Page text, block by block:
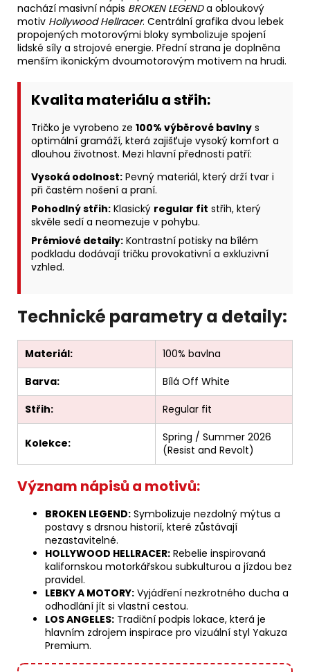
nachází masivní nápis BROKEN LEGENDa obloukový
motiv Hollywood Hellracer. Centrální grafika dvou lebek
propojených motorovými bloky symbolizuje spojení
lidské síly a strojové energie. Přední strana je doplněna
menším ikonickým dvoumotorovým motivem na hrudi.
Kvalita materiálu a střih:
Tričko je vyrobeno ze 100% výběrové bavlny s
optimální gramáží, která zajišťuje vysoký komfort a
dlouhou životnost. Mezi hlavní přednosti patří:
Vysoká odolnost: Pevný materiál, který drží tvar i
při častém nošení a praní.
Pohodlný střih: Klasický regular fit střih, který
skvěle sedí a neomezuje v pohybu.
Prémiové detaily: Kontrastní potisky na bílém
podkladu dodávají tričku provokativní a exkluzivní
vzhled.
Technické parametry a detaily:
Materiál:
100% bavlna
Barva:
Bílá Off White
Střih:
Regular fit
Kolekce:
Spring / Summer 2026
(Resist and Revolt)
Význam nápisů a motivů:
BROKEN LEGEND: Symbolizuje nezdolný mýtus a
postavy s drsnou historií, které zůstávají
nezastavitelné.
HOLLYWOOD HELLRACER: Rebelie inspirovaná
kalifornskou motorkářskou subkulturou a jízdou bez
pravidel.
LEBKY A MOTORY: Vyjádření nezkrotného ducha a
odhodlání jít si vlastní cestou.
LOS ANGELES: Tradiční podpis lokace, která je
hlavním zdrojem inspirace pro vizuální styl Yakuza
Premium.